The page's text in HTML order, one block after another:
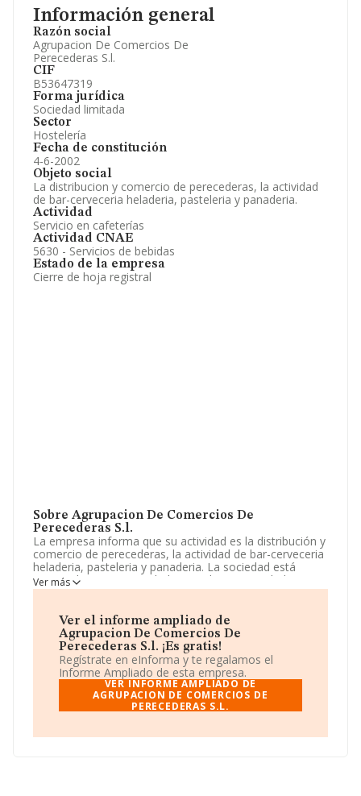
Información general
Razón social
Agrupacion De Comercios De
Perecederas S.l.
CIF
B53647319
Forma jurídica
Sociedad limitada
Sector
Hostelería
Fecha de constitución
4-6-2002
Objeto social
La distribucion y comercio de perecederas, la actividad
de bar-cerveceria heladeria, pasteleria y panaderia.
Actividad
Servicio en cafeterías
Actividad CNAE
5630 - Servicios de bebidas
Estado de la empresa
Cierre de hoja registral
Sobre Agrupacion De Comercios De
Perecederas S.l.
La empresa informa que su actividad es la distribución y
comercio de perecederas, la actividad de bar-cerveceria
heladeria, pasteleria y panaderia. La sociedad está
registrada como Sociedad Limitada. Su actividad CNAE
es 'Establecimientos de bebidas' con código 5630. La
Teniendo en cuenta la información disponible en
INFORMA, ha dispuesto de un número de empleados
por encima de la media de sector.
La empresa españolaAgrupacion de Comercios de
Perecederas S.L, con número de identificación fiscal
B53647319, está situada en Calle Cervantes núm. 21,
Valenciana.
Ver más
Ver el informe ampliado de
Agrupacion De Comercios De
Perecederas S.l. ¡Es gratis!
Regístrate en eInforma y te regalamos el
Informe Ampliado de esta empresa.
VER INFORME AMPLIADO DE
AGRUPACION DE COMERCIOS DE
PERECEDERAS S.L.
Información oficial y registral complementaria.